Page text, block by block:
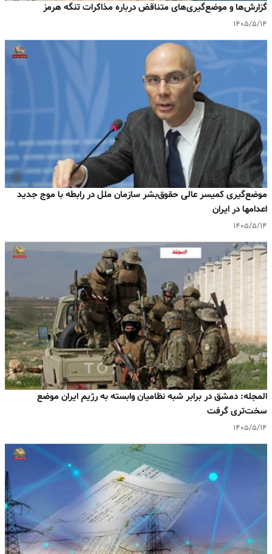
گزارش‌ها و موضع‌گیری‌های متناقض درباره مذاکرات تنگه هرمز
۱۴۰۵/۵/۱۴
موضع‌گیری کمیسر عالی حقوق‌بشر سازمان ملل در رابطه با موج جدید
اعدامها در ایران
۱۴۰۵/۵/۱۴
المجله: دمشق در برابر شبه‌ نظامیان وابسته به رژیم ایران موضع
سخت‌تری گرفت
۱۴۰۵/۵/۱۴